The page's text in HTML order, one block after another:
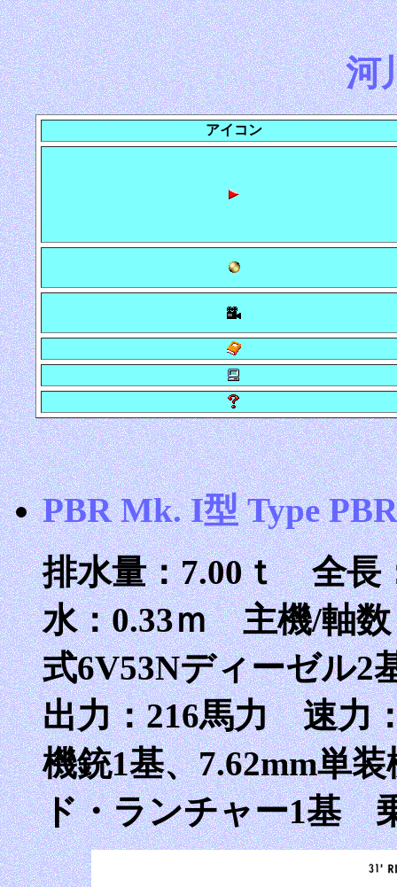
河
アイコン
PBR Mk. I型 Type
排水量：7.00ｔ 全
水：0.33ｍ 主機/軸
式6V53Nディーゼル
出力：216馬力 速力
機銃1基、7.62mm単
ド・ランチャー1基